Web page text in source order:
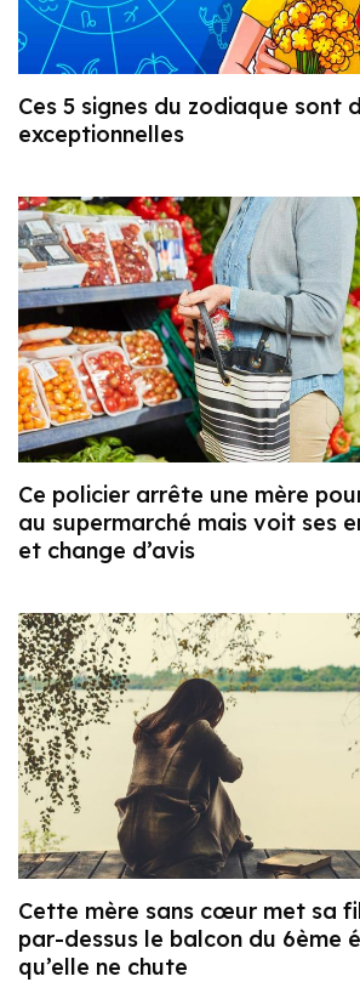
Ces 5 signes du zodiaque sont
exceptionnelles
Ce policier arrête une mère
au supermarché mais voit ses
et change d’avis
Cette mère sans cœur met sa
par-dessus le balcon du 6ème
qu’elle ne chute